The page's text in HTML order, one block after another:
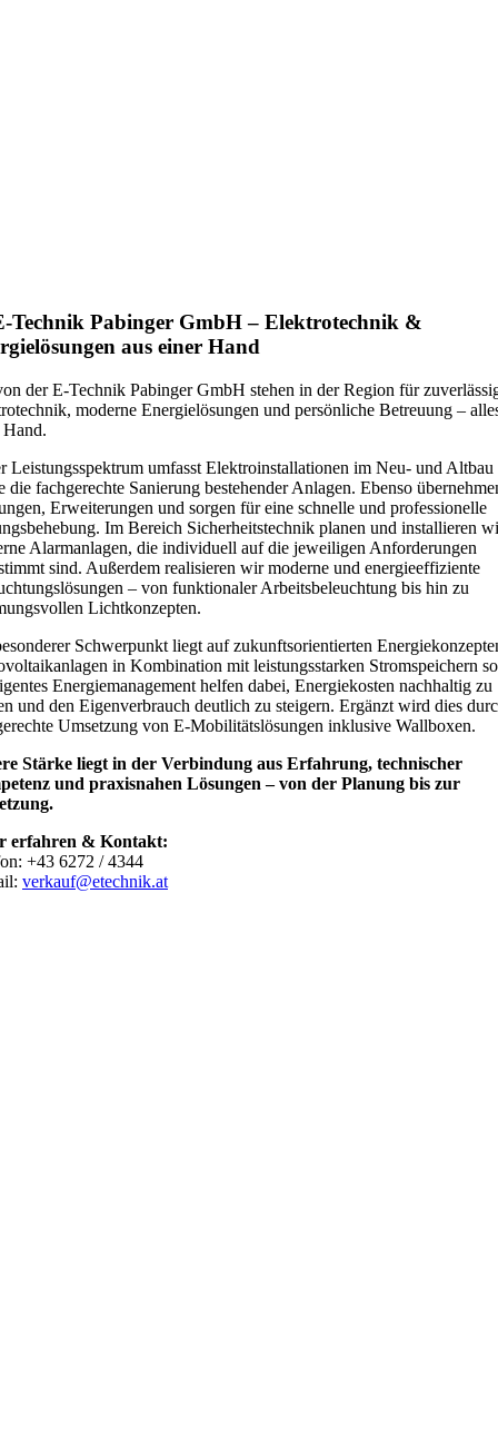
Technik Pabinger GmbH – Elektrotechnik &
aus einer Hand
derE-Technik Pabinger GmbH stehen in der Region für
moderne Energielösungen und persönliche Betreuung –
Hand.
Leistungsspektrum umfasst Elektroinstallationen im Neu- und Altbau
die fachgerechte Sanierung bestehender Anlagen. Ebenso
Erweiterungen und sorgen für eine schnelle und professionelle
Im Bereich Sicherheitstechnik planen und installieren
Alarmanlagen, die individuell auf die jeweiligen Anforderungen
sind. Außerdem realisieren wir moderne und energieeffiziente
– von funktionaler Arbeitsbeleuchtung bis hin zu
Lichtkonzepten.
Schwerpunkt liegt auf zukunftsorientierten
in Kombination mit leistungsstarken Stromspeichern
Energiemanagement helfen dabei, Energiekosten nachhaltig zu
und den Eigenverbrauch deutlich zu steigern. Ergänzt wird dies
Umsetzung von E-Mobilitätslösungen inklusive Wallboxen.
Stärke liegt in der Verbindung aus Erfahrung, technischer
und praxisnahen Lösungen – von der Planung bis zur
erfahren & Kontakt:
+43 6272 / 4344
verkauf@etechnik.at